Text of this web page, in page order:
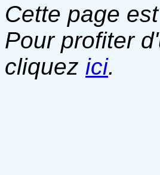
Cette page
Pour profiter
cliquez ici.